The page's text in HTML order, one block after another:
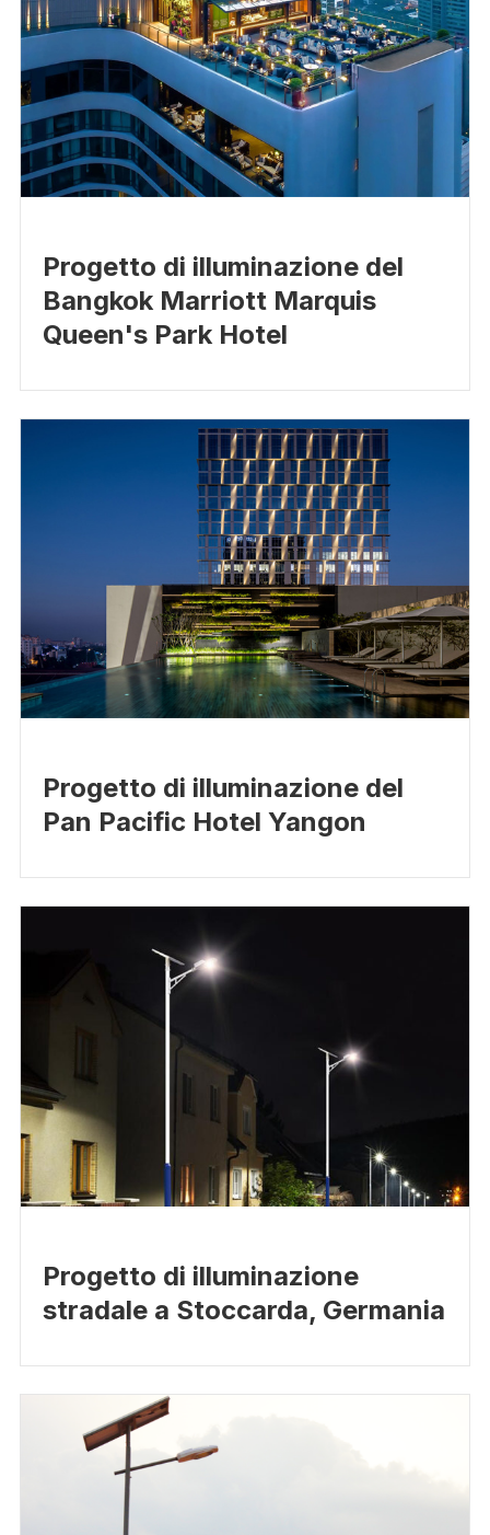
Progetto di illuminazione del
Bangkok Marriott Marquis
Queen's Park Hotel
Progetto di illuminazione del
Pan Pacific Hotel Yangon
Progetto di illuminazione
stradale a Stoccarda, Germania